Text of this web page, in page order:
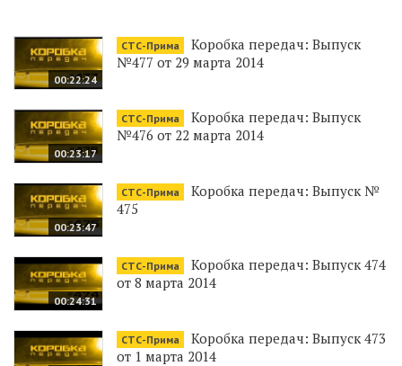
00:22:24
СТС-Прима
Коробка передач: Выпуск
№477 от 29 марта 2014
00:23:17
СТС-Прима
Коробка передач: Выпуск
№476 от 22 марта 2014
00:23:47
СТС-Прима
Коробка передач: Выпуск №
475
00:24:31
СТС-Прима
Коробка передач: Выпуск 474
от 8 марта 2014
СТС-Прима
Коробка передач: Выпуск 473
от 1 марта 2014